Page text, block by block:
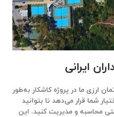
ایرانی
ارزی ما در پروژه کاشکار به‌طور
شما قرار می‌دهد تا بتوانید
محاسبه و مدیریت کنید. این